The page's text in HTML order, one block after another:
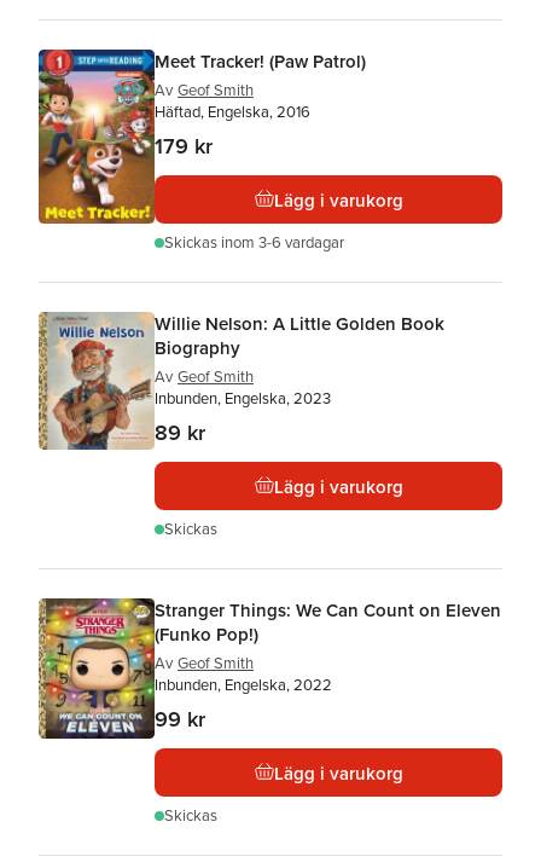
Meet Tracker! (Paw Patrol)
Av Geof Smith
Häftad, Engelska, 2016
179 kr
Lägg i varukorg
Skickas inom 3-6 vardagar
Willie Nelson: A Little Golden Book
Biography
Av Geof Smith
Inbunden, Engelska, 2023
89 kr
Lägg i varukorg
Skickas
Stranger Things: We Can Count on Eleven
(Funko Pop!)
Av Geof Smith
Inbunden, Engelska, 2022
99 kr
Lägg i varukorg
Skickas